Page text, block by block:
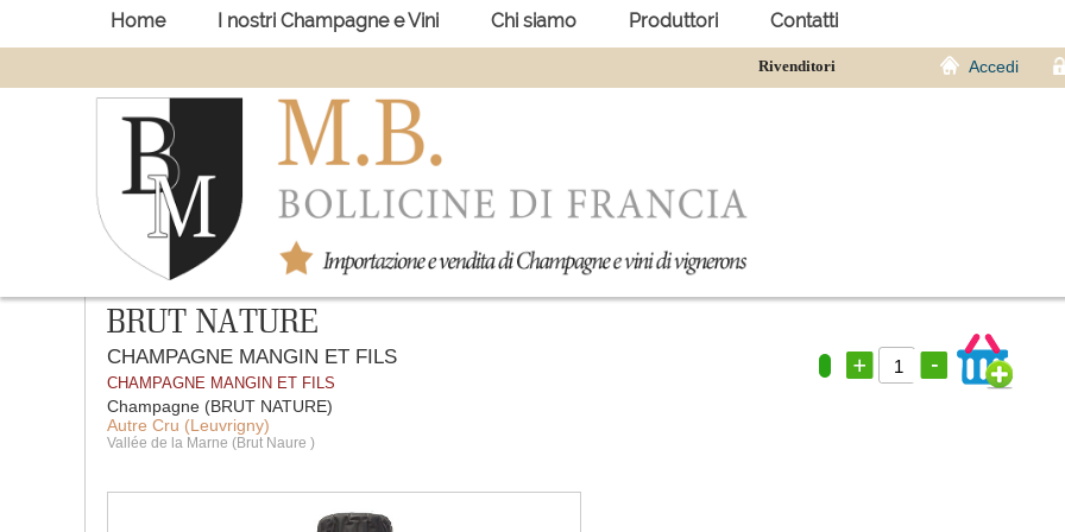
Rivenditori Accedi
Home I nostri Champagne e Vini Chi siamo Produttori Contatti
BRUT NATURE
CHAMPAGNE MANGIN ET FILS
CHAMPAGNE MANGIN ET FILS
Champagne (BRUT NATURE)
Autre Cru (Leuvrigny)
Vallée de la Marne (Brut Naure )